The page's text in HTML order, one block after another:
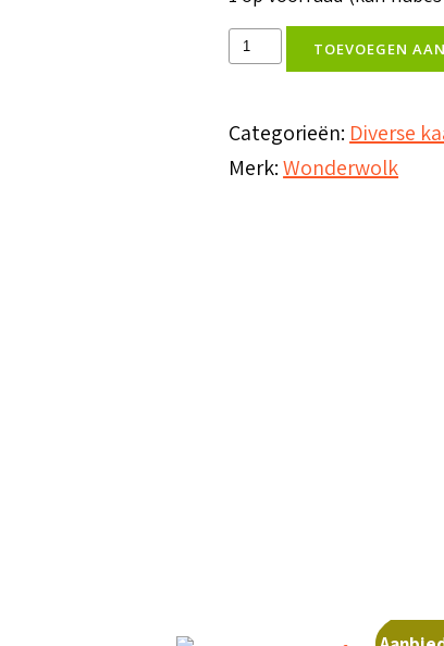
Kaart
Petrus
5,7
TOEVOEGEN
Categorieën: Diverse
Merk:Wonderwolk